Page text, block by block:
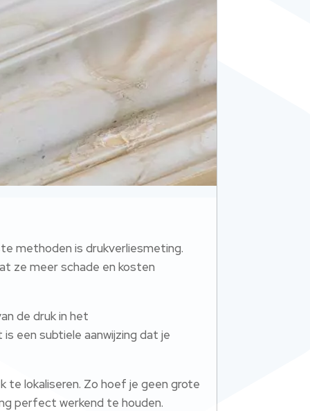
methoden is drukverliesmeting.
ze meer schade en kosten
de druk in het
een subtiele aanwijzing dat je
te lokaliseren. Zo hoef je geen grote
perfect werkend te houden.